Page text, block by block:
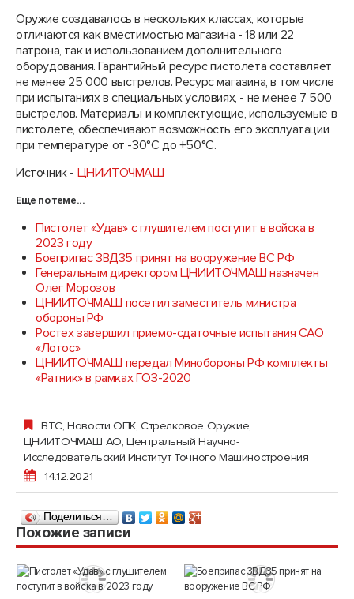
Оружие создавалось в нескольких классах, которые
отличаются как вместимостью магазина - 18 или 22
патрона, так и использованием дополнительного
оборудования. Гарантийный ресурс пистолета составляет
не менее 25 000 выстрелов. Ресурс магазина, в том числе
при испытаниях в специальных условиях, - не менее 7 500
выстрелов. Материалы и комплектующие, используемые в
пистолете, обеспечивают возможность его эксплуатации
при температуре от -30°C до +50°C.
Источник - ЦНИИТОЧМАШ
Еще по теме...
Пистолет «Удав» с глушителем поступит в войска в
2023 году
Боеприпас 3ВД35 принят на вооружение ВС РФ
Генеральным директором ЦНИИТОЧМАШ назначен
Олег Морозов
ЦНИИТОЧМАШ посетил заместитель министра
обороны РФ
Ростех завершил приемо-сдаточные испытания САО
«Лотос»
ЦНИИТОЧМАШ передал Минобороны РФ комплекты
«Ратник» в рамках ГОЗ-2020
ВТС,Новости ОПК,Стрелковое Оружие,
ЦНИИТОЧМАШ АО, Центральный Научно-
Исследовательский Институт Точного Машиностроения
14.12.2021
Поделиться…
Похожие записи